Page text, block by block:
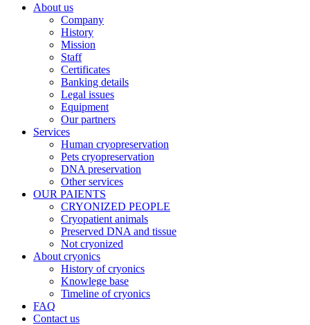
About us
Company
History
Mission
Staff
Certificates
Banking details
Legal issues
Equipment
Our partners
Services
Human cryopreservation
Pets cryopreservation
DNA preservation
Other services
OUR PAIENTS
CRYONIZED PEOPLE
Cryopatient animals
Preserved DNA and tissue
Not cryonized
About cryonics
History of cryonics
Knowlege base
Timeline of cryonics
FAQ
Contact us